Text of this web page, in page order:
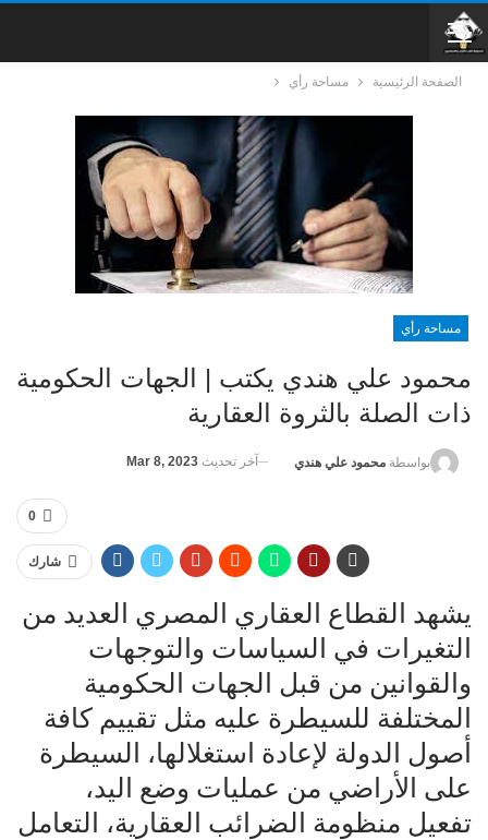
الصفحة الرئيسية مساحة رأي
مساحة رأي
محمود علي هندي يكتب | الجهات الحكومية
ذات الصلة بالثروة العقارية
بواسطة محمود علي هندي آخر تحديث Mar 8, 2023
0
شارك
يشهد القطاع العقاري المصري العديد من
التغيرات في السياسات والتوجهات
والقوانين من قبل الجهات الحكومية
المختلفة للسيطرة عليه مثل تقييم كافة
أصول الدولة لإعادة استغلالها، السيطرة
على الأراضي من عمليات وضع اليد،
تفعيل منظومة الضرائب العقارية، التعامل